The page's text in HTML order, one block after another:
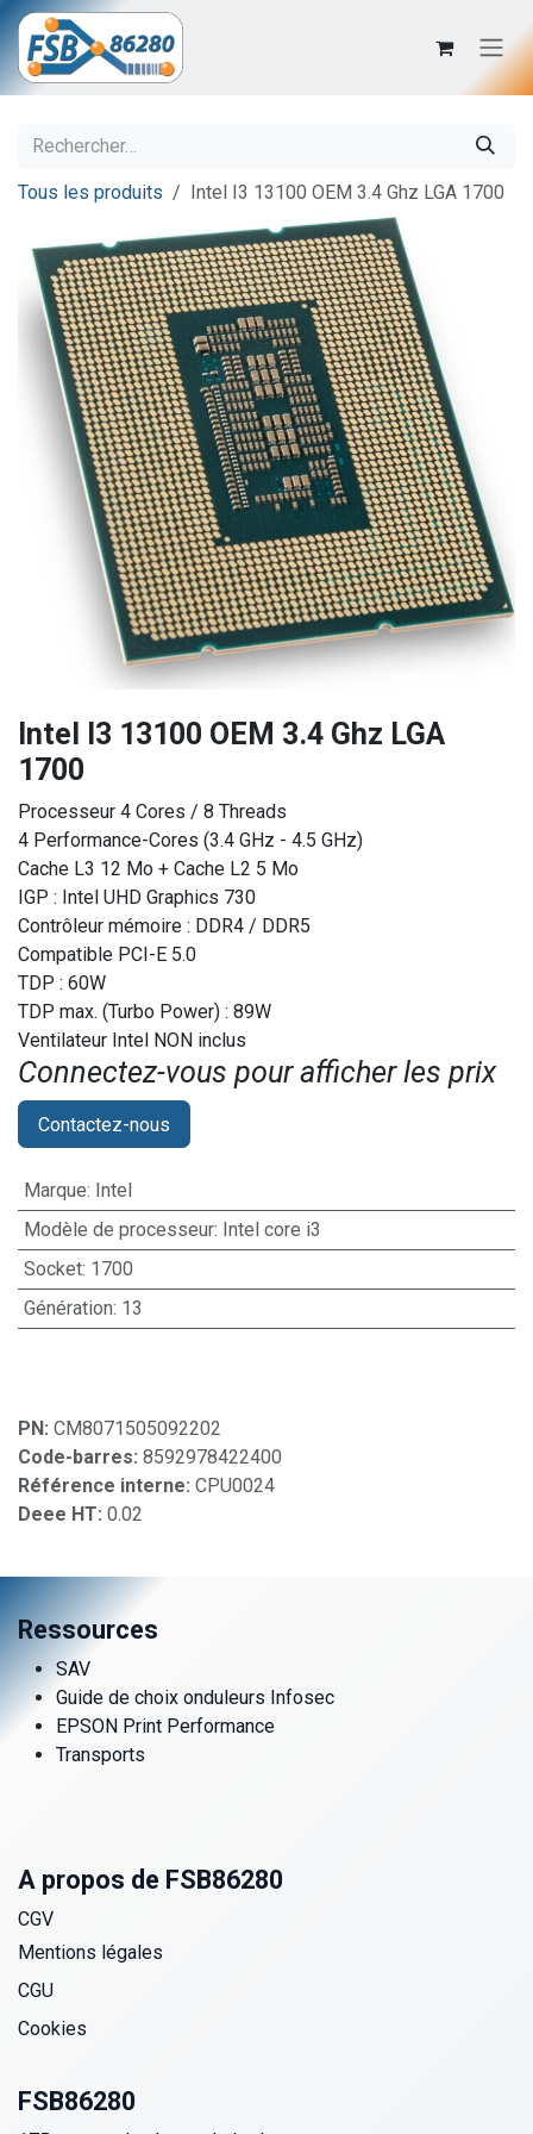
Se rendre au contenu
Tous les produits Intel I3 13100 OEM 3.4 Ghz LGA 1700
Intel I3 13100 OEM 3.4 Ghz LGA
1700
Processeur 4 Cores / 8 Threads
4 Performance-Cores (3.4 GHz - 4.5 GHz)
Cache L3 12 Mo + Cache L2 5 Mo
IGP : Intel UHD Graphics 730
Contrôleur mémoire : DDR4 / DDR5
Compatible PCI-E 5.0
TDP : 60W
TDP max. (Turbo Power) : 89W
Ventilateur Intel NON inclus
Connectez-vous pour afficher les prix​
Contactez-nous
Marque: Intel
Modèle de processeur: Intel core i3
Socket: 1700
Génération: 13
PN: CM8071505092202
Code-barres: 8592978422400
Référence interne: CPU0024
Deee HT: 0.02
Ressources
SAV
Guide de choix onduleurs Infosec
EPSON Print Performance
Transports
A propos de FSB86280
CGV
Mentions légales
CGU
Cookies
FSB86280